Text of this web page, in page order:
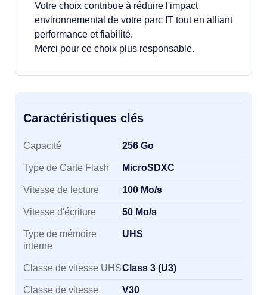
Votre choix contribue à réduire l'impact
environnemental de votre parc IT tout en alliant
performance et fiabilité.
Merci pour ce choix plus responsable.
Caractéristiques clés
Caractéristiques clés
Capacité 256 Go
Type de Carte Flash MicroSDXC
Vitesse de lecture 100 Mo/s
Vitesse d'écriture 50 Mo/s
Type de mémoire
interne
UHS
Classe de vitesse UHSClass 3 (U3)
Classe de vitesse V30